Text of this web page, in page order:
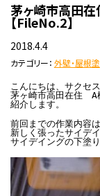
茅ヶ崎市高田
【FileNo.2】
2018.4.4
カテゴリー： 外壁・屋根
こんにちは、サクセ
茅ヶ崎市高田在住　
紹介します。
前回までの作業内容
新しく張ったサイデ